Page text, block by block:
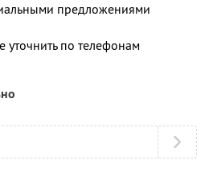
предложениями
по телефонам